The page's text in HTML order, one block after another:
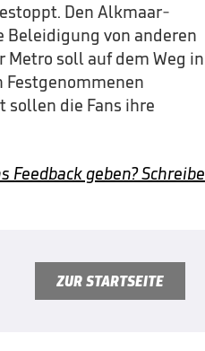
Den Alkmaar-
von anderen
Metro soll auf dem Weg in
Festgenommenen
sollen die Fans ihre
geben? Schreibe
ZUR STARTSEITE